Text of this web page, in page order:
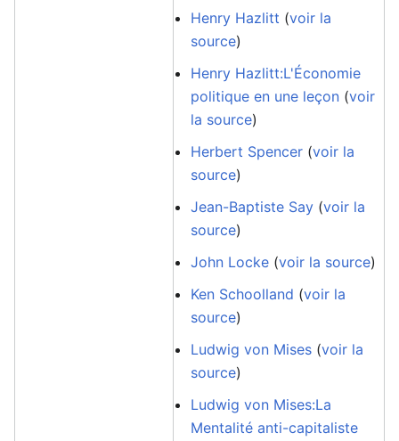
Henry Hazlitt (voir la
source)
Henry Hazlitt:L'Économie
politique en une leçon (voir
la source)
Herbert Spencer (voir la
source)
Jean-Baptiste Say (voir la
source)
John Locke (voir la source)
Ken Schoolland (voir la
source)
Ludwig von Mises (voir la
source)
Ludwig von Mises:La
Mentalité anti-capitaliste